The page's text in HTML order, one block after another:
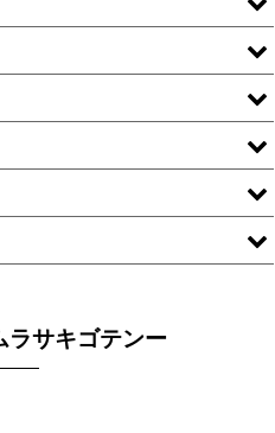
サキゴテンー